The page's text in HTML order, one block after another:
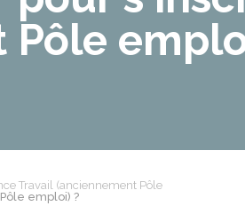
Travail (anciennement Pôle
emploi) ?